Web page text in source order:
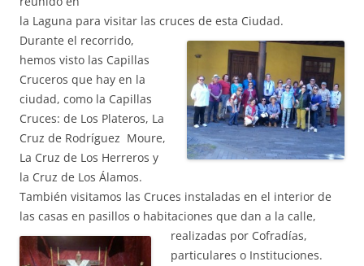
la Laguna para visitar las cruces de esta Ciudad.
Durante el recorrido,
hemos visto las Capillas
Cruceros que hay en la
ciudad, como la Capillas
Cruces: de Los Plateros, La
Cruz de Rodríguez Moure,
La Cruz de Los Herreros y
la Cruz de Los Álamos.
También visitamos las Cruces instaladas en el interior de
las casas en pasillos o habitaciones que dan a la calle,
realizadas por Cofradías,
particulares o Instituciones.